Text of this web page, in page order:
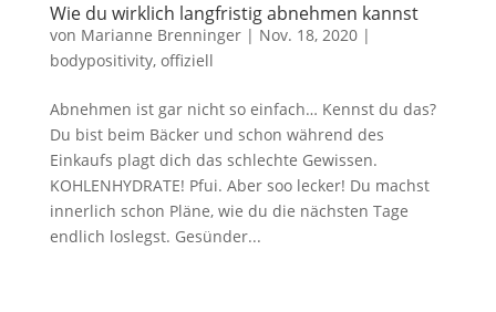
Wie du wirklich langfristig abnehmen kannst
von Marianne Brenninger| Nov. 18, 2020|
bodypositivity, offiziell
Abnehmen ist gar nicht so einfach… Kennst du das?
Du bist beim Bäcker und schon während des
Einkaufs plagt dich das schlechte Gewissen.
KOHLENHYDRATE! Pfui. Aber soo lecker! Du machst
innerlich schon Pläne, wie du die nächsten Tage
endlich loslegst. Gesünder...